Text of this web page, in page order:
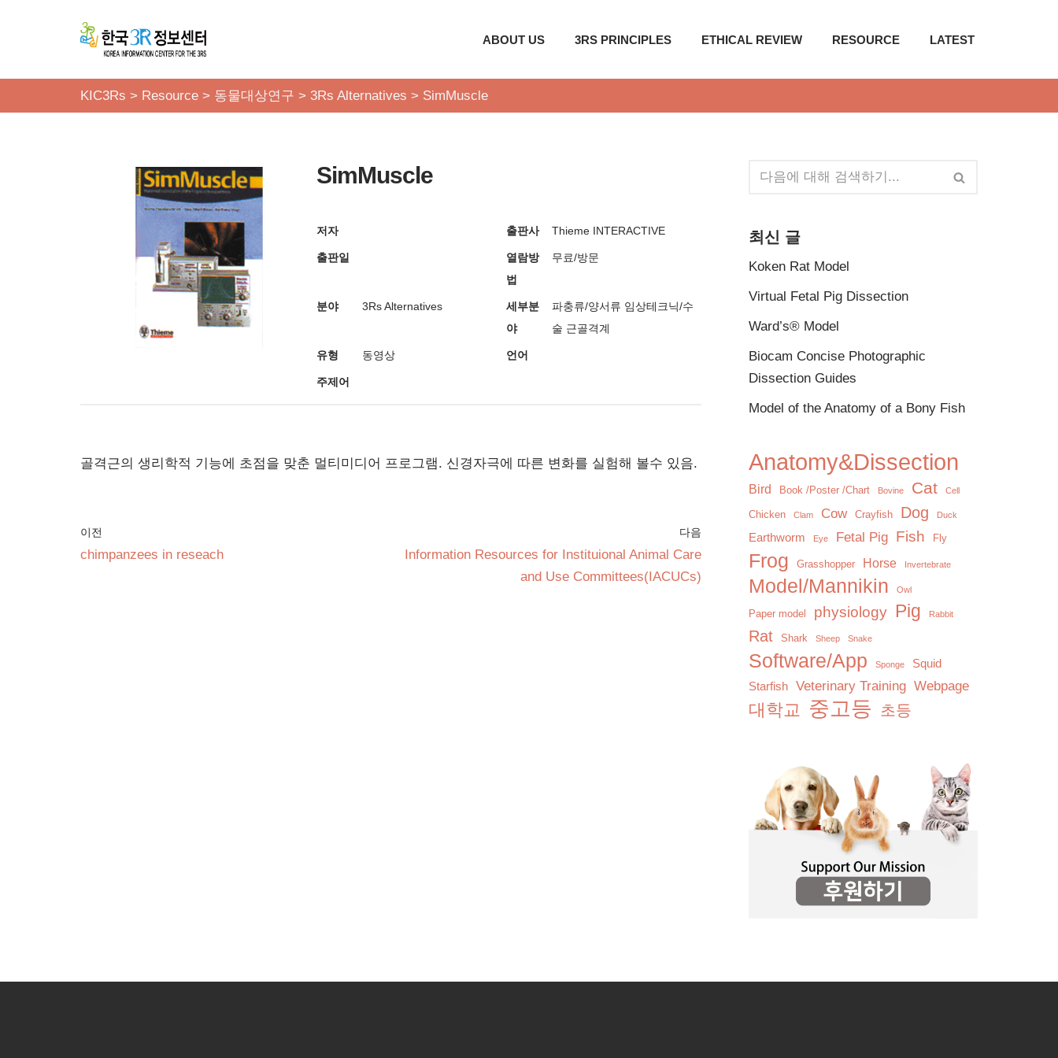
로
ABOUT US 3RS PRINCIPLES ETHICAL REVIEW RESOURCE LATEST
KIC3Rs > Resource > 동물대상연구 > 3Rs Alternatives > SimMuscle
SimMuscle
저자 출판사 Thieme INTERACTIVE
출판일
열람방
법
무료/방문
분야 3Rs Alternatives
세부분
야
파충류/양서류 임상테크닉/수
술 근골격계
유형 동영상 언어
주제어
골격근의 생리학적 기능에 초점을 맞춘 멀티미디어 프로그램. 신경자극에 따른 변화를 실험해 볼수 있음.
이전
chimpanzees in reseach
다음
Information Resources for Instituional Animal Care
and Use Committees(IACUCs)
최신 글
Koken Rat Model
Virtual Fetal Pig Dissection
Ward’s® Model
Biocam Concise Photographic
Dissection Guides
Model of the Anatomy of a Bony Fish
Anatomy&Dissection
Bird Book /Poster /Chart Bovine Cat Cell
Chicken Clam Cow Crayfish Dog Duck
Earthworm Eye Fetal Pig Fish Fly
Frog Grasshopper Horse Invertebrate
Model/Mannikin Owl
Paper model physiology Pig Rabbit
Rat Shark Sheep Snake
Software/App Sponge
Squid
Starfish
Veterinary Training Webpage
대학교 중고등 초등